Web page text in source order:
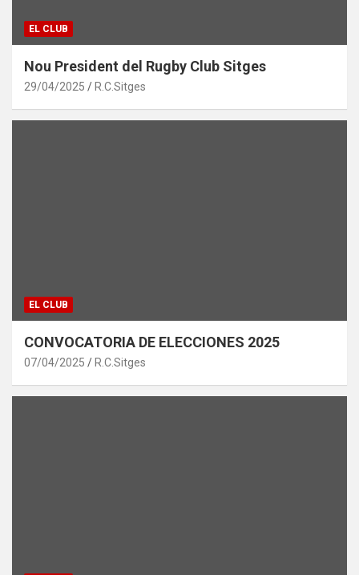
EL CLUB
Nou President del Rugby Club Sitges
29/04/2025 R.C.Sitges
EL CLUB
CONVOCATORIA DE ELECCIONES 2025
07/04/2025 R.C.Sitges